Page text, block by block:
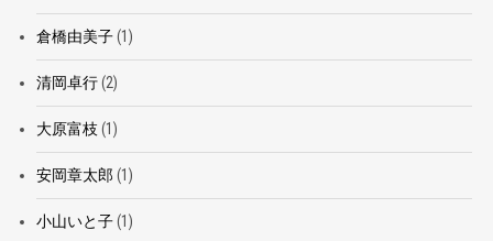
倉橋由美子(1)
清岡卓行(2)
大原富枝 (1)
安岡章太郎 (1)
小山いと子(1)